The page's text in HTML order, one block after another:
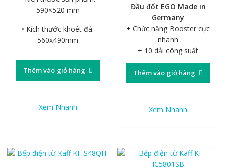
590×520 mm
• Kích thước khoét đá:
560x490mm
Thêm vào giỏ hàng
Xem Nhanh
Đầu đốt EGO Made in
Germany
+ Chức năng Booster cực
nhanh
+ 10 dải công suất
Thêm vào giỏ hàng
Xem Nhanh